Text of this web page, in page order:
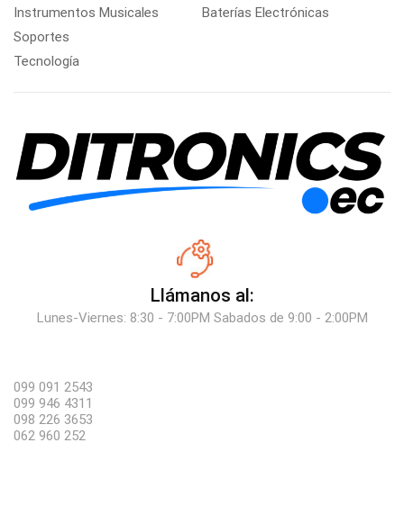
Instrumentos Musicales
Soportes
Tecnología
Baterías Electrónicas
Llámanos al:
Lunes-Viernes: 8:30 - 7:00PM Sabados de 9:00 - 2:00PM
099 091 2543
099 946 4311
098 226 3653
062 960 252